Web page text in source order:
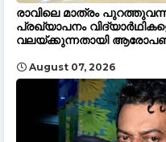
രാവിലെ മാത്രം
പ്രഖ്യാപനം
വലയ്ക്കുന്നതായി
August 07, 2026